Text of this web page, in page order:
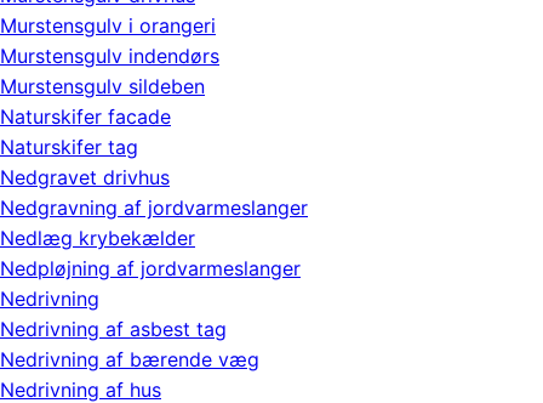
Murstensgulv i orangeri
Murstensgulv indendørs
Murstensgulv sildeben
Naturskifer facade
Naturskifer tag
Nedgravet drivhus
Nedgravning af jordvarmeslanger
Nedlæg krybekælder
Nedpløjning af jordvarmeslanger
Nedrivning
Nedrivning af asbest tag
Nedrivning af bærende væg
Nedrivning af hus